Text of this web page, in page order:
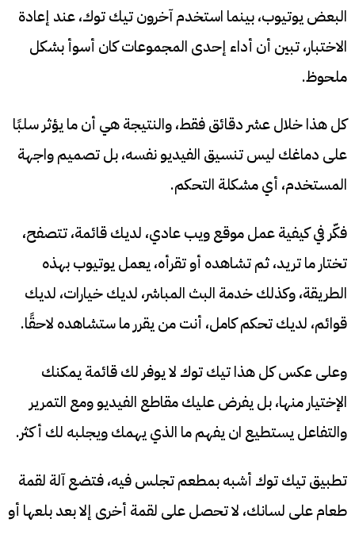
البعض يوتيوب، بينما استخدم آخرون تيك توك، عند إعادة
الاختبار، تبين أن أداء إحدى المجموعات كان أسوأ بشكل
ملحوظ.
كل هذا خلال عشر دقائق فقط، والنتيجة هي أن ما يؤثر سلبًا
على دماغك ليس تنسيق الفيديو نفسه، بل تصميم واجهة
المستخدم، أي مشكلة التحكم.
فكّر في كيفية عمل موقع ويب عادي، لديك قائمة، تتصفح،
تختار ما تريد، ثم تشاهده أو تقرأه، يعمل يوتيوب بهذه
الطريقة، وكذلك خدمة البث المباشر، لديك خيارات، لديك
قوائم، لديك تحكم كامل، أنت من يقرر ما ستشاهده لاحقًا.
وعلى عكس كل هذا تيك توك لا يوفر لك قائمة يمكنك
الإختيار منها، بل يفرض عليك مقاطع الفيديو ومع التمرير
والتفاعل يستطيع ان يفهم ما الذي يهمك ويجلبه لك أكثر.
تطبيق تيك توك أشبه بمطعم تجلس فيه، فتضع آلة لقمة
طعام على لسانك، لا تحصل على لقمة أخرى إلا بعد بلعها أو